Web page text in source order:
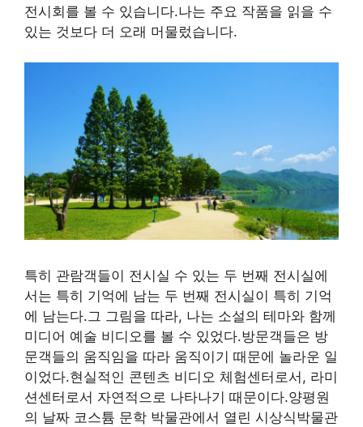
전시회를 볼 수 있습니다.나는 주요 작품을 읽을 수
있는 것보다 더 오래 머물렀습니다.
특히 관람객들이 전시실 수 있는 두 번째 전시실에
서는 특히 기억에 남는 두 번째 전시실이 특히 기억
에 남는다.그 그림을 따라, 나는 소설의 테마와 함께
미디어 예술 비디오를 볼 수 있었다.방문객들은 방
문객들의 움직임을 따라 움직이기 때문에 놀라운 일
이었다.현실적인 콘텐츠 비디오 체험센터로서, 라미
션센터로서 자연적으로 나타나기 때문이다.양평원
의 날짜 코스튬 문학 박물관에서 열린 시상식박물관